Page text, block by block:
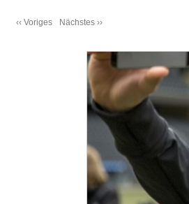
‹‹ Voriges Nächstes ››